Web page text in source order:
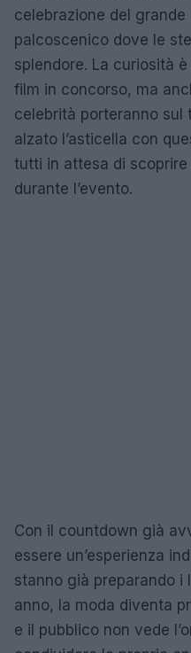
celebrazione del grande
palcoscenico dove le
splendore. La curiosità
film in concorso, ma
celebrità porteranno sul
alzato l’asticella con
tutti in attesa di
durante l’evento.
Con il countdown già
essere un’esperienza
stanno già preparando i
anno, la moda diventa
e il pubblico non vede